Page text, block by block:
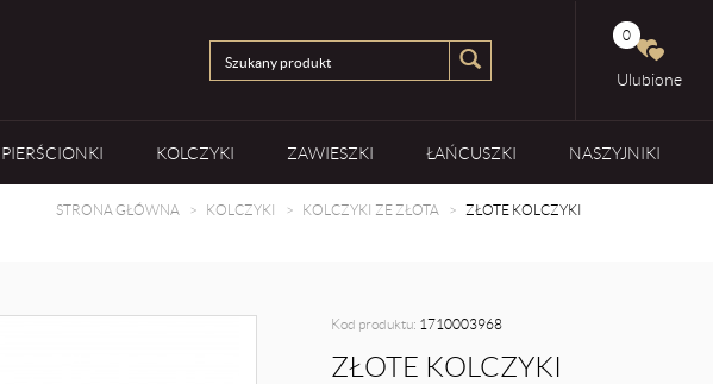
0
Ulubione
PIERŚCIONKI KOLCZYKI ZAWIESZKI ŁAŃCUSZKI NASZYJNIKI
STRONA GŁÓWNA KOLCZYKI KOLCZYKI ZE ZŁOTA ZŁOTE KOLCZYKI
Kod produktu: 1710003968
ZŁOTE KOLCZYKI